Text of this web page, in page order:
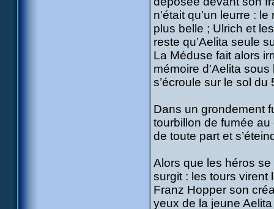
n’était qu’un leurre :
plus belle ; Ulrich et
reste qu’Aelita seule
La Méduse fait alors
mémoire d’Aelita
s’écroule sur le sol
Dans un grondement
tourbillon de fumée
de toute part et
Alors que les héros
surgit : les tours virent
Franz Hopper son
yeux de la jeune